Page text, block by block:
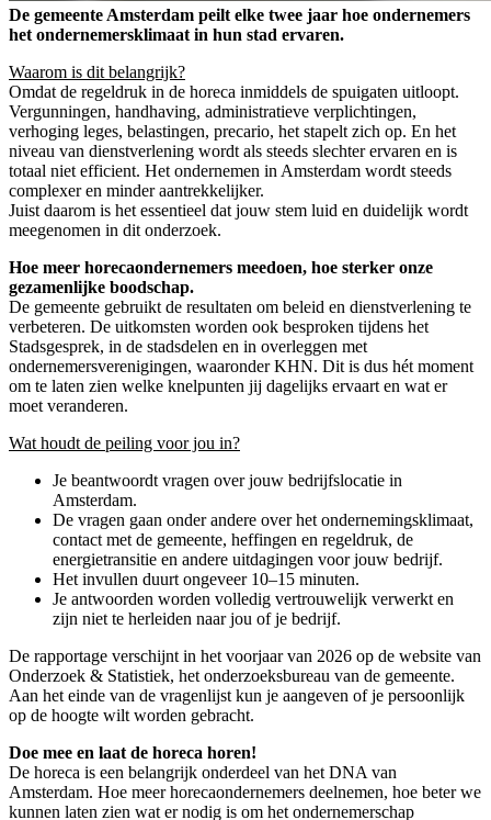
De gemeente Amsterdam peilt elke twee jaar hoe ondernemers
het ondernemersklimaat in hun stad ervaren.
Waarom is dit belangrijk?
Omdat de regeldruk in de horeca inmiddels de spuigaten uitloopt.
Vergunningen, handhaving, administratieve verplichtingen,
verhoging leges, belastingen, precario, het stapelt zich op. En het
niveau van dienstverlening wordt als steeds slechter ervaren en is
totaal niet efficient. Het ondernemen in Amsterdam wordt steeds
complexer en minder aantrekkelijker.
Juist daarom is het essentieel dat jouw stem luid en duidelijk wordt
meegenomen in dit onderzoek.
Hoe meer horecaondernemers meedoen, hoe sterker onze
gezamenlijke boodschap.
De gemeente gebruikt de resultaten om beleid en dienstverlening te
verbeteren. De uitkomsten worden ook besproken tijdens het
Stadsgesprek, in de stadsdelen en in overleggen met
ondernemersverenigingen, waaronder KHN. Dit is dus hét moment
om te laten zien welke knelpunten jij dagelijks ervaart en wat er
moet veranderen.
Wat houdt de peiling voor jou in?
Je beantwoordt vragen over jouw bedrijfslocatie in
Amsterdam.
De vragen gaan onder andere over het ondernemingsklimaat,
contact met de gemeente, heffingen en regeldruk, de
energietransitie en andere uitdagingen voor jouw bedrijf.
Het invullen duurt ongeveer 10–15 minuten.
Je antwoorden worden volledig vertrouwelijk verwerkt en
zijn niet te herleiden naar jou of je bedrijf.
De rapportage verschijnt in het voorjaar van 2026 op de website van
Onderzoek & Statistiek, het onderzoeksbureau van de gemeente.
Aan het einde van de vragenlijst kun je aangeven of je persoonlijk
op de hoogte wilt worden gebracht.
Doe mee en laat de horeca horen!
De horeca is een belangrijk onderdeel van het DNA van
Amsterdam. Hoe meer horecaondernemers deelnemen, hoe beter we
kunnen laten zien wat er nodig is om het ondernemerschap